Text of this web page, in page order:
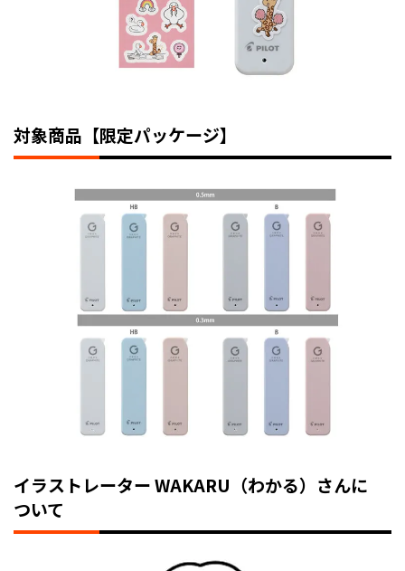
対象商品【限定パッケージ】
イラストレーター WAKARU（わかる）さんに
ついて